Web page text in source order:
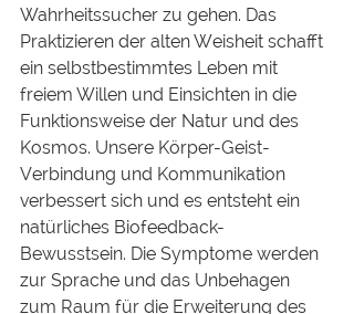
Wahrheitssucher zu gehen. Das
Praktizieren der alten Weisheit schafft
ein selbstbestimmtes Leben mit
freiem Willen und Einsichten in die
Funktionsweise der Natur und des
Kosmos. Unsere Körper-Geist-
Verbindung und Kommunikation
verbessert sich und es entsteht ein
natürliches Biofeedback-
Bewusstsein. Die Symptome werden
zur Sprache und das Unbehagen
zum Raum für die Erweiterung des